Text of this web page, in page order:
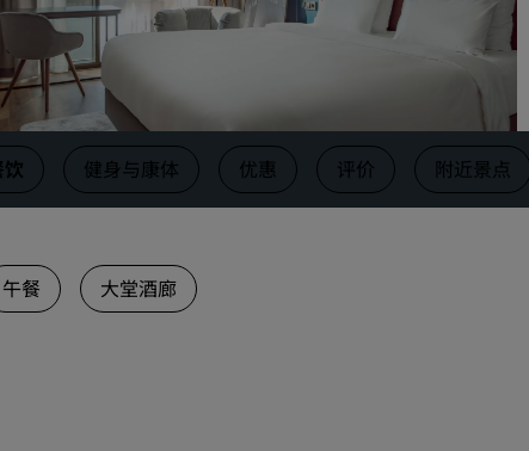
搜索航班
搜索餐厅
数字服务
饮 健身与康体 优惠 评价 附近景点
午餐 大堂酒廊